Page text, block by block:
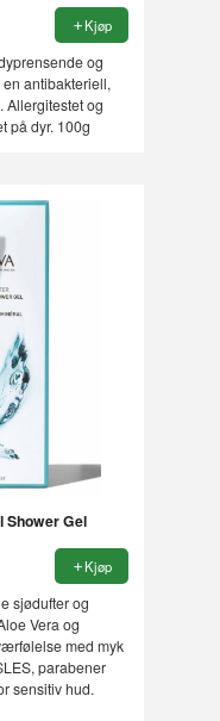
Kjøp
og
antibakteriell,
Allergitestet og
på dyr. 100g
Shower Gel
Kjøp
sjødufter og
Vera og
med myk
parabener
sensitiv hud.